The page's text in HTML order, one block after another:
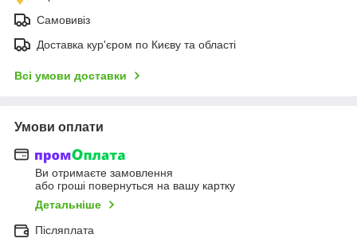
Самовивіз
Доставка кур'єром по Києву та області
Всі умови доставки
Умови оплати
Ви отримаєте замовлення
або гроші повернуться на вашу картку
Детальніше
Післяплата